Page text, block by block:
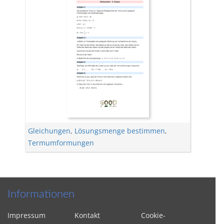
Gleichungen, Lösungsmenge bestimmen,
Termumformungen
Informationen
Impressum Kontakt
Cookie-